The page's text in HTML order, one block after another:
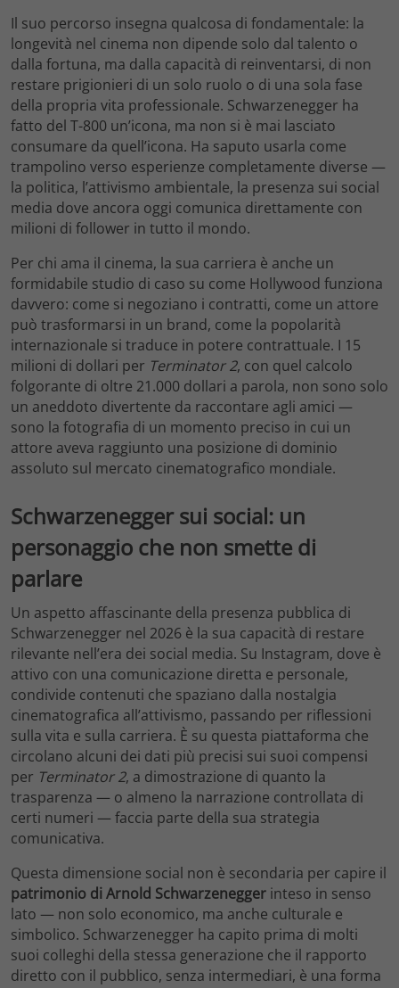
Il suo percorso insegna qualcosa di fondamentale: la
longevità nel cinema non dipende solo dal talento o
dalla fortuna, ma dalla capacità di reinventarsi, di non
restare prigionieri di un solo ruolo o di una sola fase
della propria vita professionale. Schwarzenegger ha
fatto del T-800 un’icona, ma non si è mai lasciato
consumare da quell’icona. Ha saputo usarla come
trampolino verso esperienze completamente diverse —
la politica, l’attivismo ambientale, la presenza sui social
media dove ancora oggi comunica direttamente con
milioni di follower in tutto il mondo.
Per chi ama il cinema, la sua carriera è anche un
formidabile studio di caso su come Hollywood funziona
davvero: come si negoziano i contratti, come un attore
può trasformarsi in un brand, come la popolarità
internazionale si traduce in potere contrattuale. I 15
milioni di dollari per Terminator 2, con quel calcolo
folgorante di oltre 21.000 dollari a parola, non sono solo
un aneddoto divertente da raccontare agli amici —
sono la fotografia di un momento preciso in cui un
attore aveva raggiunto una posizione di dominio
assoluto sul mercato cinematografico mondiale.
Schwarzenegger sui social: un
personaggio che non smette di
parlare
Un aspetto affascinante della presenza pubblica di
Schwarzenegger nel 2026 è la sua capacità di restare
rilevante nell’era dei social media. Su Instagram, dove è
attivo con una comunicazione diretta e personale,
condivide contenuti che spaziano dalla nostalgia
cinematografica all’attivismo, passando per riflessioni
sulla vita e sulla carriera. È su questa piattaforma che
circolano alcuni dei dati più precisi sui suoi compensi
per Terminator 2, a dimostrazione di quanto la
trasparenza — o almeno la narrazione controllata di
certi numeri — faccia parte della sua strategia
comunicativa.
Questa dimensione social non è secondaria per capire il
patrimonio di Arnold Schwarzenegger inteso in senso
lato — non solo economico, ma anche culturale e
simbolico. Schwarzenegger ha capito prima di molti
suoi colleghi della stessa generazione che il rapporto
diretto con il pubblico, senza intermediari, è una forma